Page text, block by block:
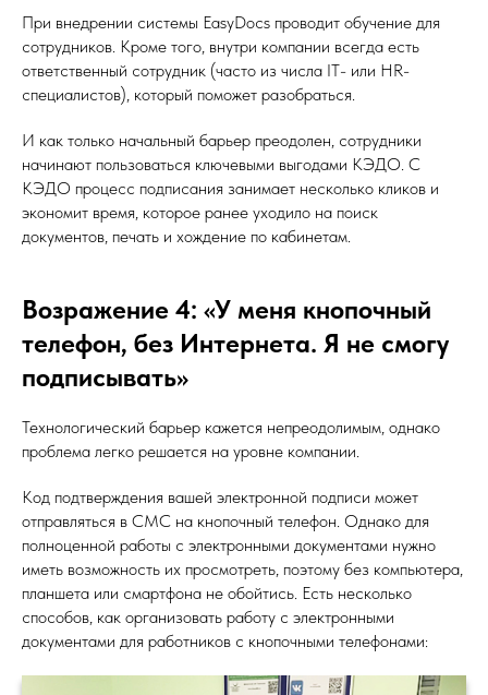
При внедрении системы EasyDocs проводит обучение для
сотрудников. Кроме того, внутри компании всегда есть
ответственный сотрудник (часто из числа IT- или HR-
специалистов), который поможет разобраться.
И как только начальный барьер преодолен, сотрудники
начинают пользоваться ключевыми выгодами КЭДО. С
КЭДО процесс подписания занимает несколько кликов и
экономит время, которое ранее уходило на поиск
документов, печать и хождение по кабинетам.
Возражение 4: «У меня кнопочный
телефон, без Интернета. Я не смогу
подписывать»
Технологический барьер кажется непреодолимым, однако
проблема легко решается на уровне компании.
Код подтверждения вашей электронной подписи может
отправляться в СМС на кнопочный телефон. Однако для
полноценной работы с электронными документами нужно
иметь возможность их просмотреть, поэтому без компьютера,
планшета или смартфона не обойтись. Есть несколько
способов, как организовать работу с электронными
документами для работников с кнопочными телефонами: